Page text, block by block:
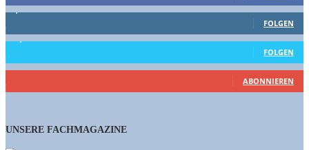
1,662 Follower
FOLGEN
15,658 Follower
FOLGEN
461 Abonnenten
ABONNIEREN
UNSERE FACHMAGAZINE